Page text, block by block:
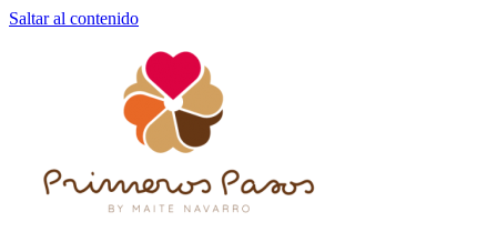
Saltar al contenido